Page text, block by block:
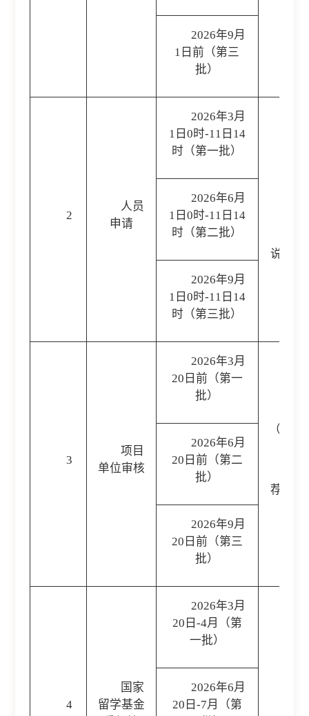
2026年9月
1日前（第三
批）
2
人员
申请
2026年3月
1日0时-11日14
时（第一批）
说明准
2026年6月
1日0时-11日14
时（第二批）
2026年9月
1日0时-11日14
时（第三批）
3
项目
单位审核
2026年3月
20日前（第一
批）
（
荐人员
2026年6月
20日前（第二
批）
2026年9月
20日前（第三
批）
4
国家
留学基金
2026年3月
20日-4月（第
一批）
2026年6月
20日-7月（第